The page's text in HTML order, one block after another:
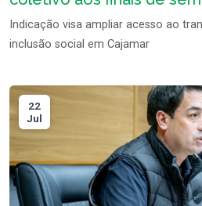
Indicação visa ampliar acesso ao
inclusão social em Cajamar
22
Jul